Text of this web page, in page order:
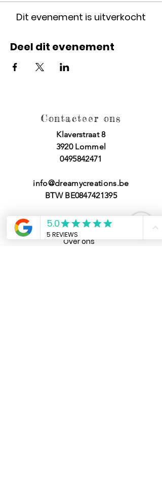
Dit evenement is uitverkocht
Deel dit evenement
Contacteer ons
Klaverstraat 8
3920 Lommel
0495842471
info@dreamycreations.be
BTW BE0847421395
Klantendienst
Over ons